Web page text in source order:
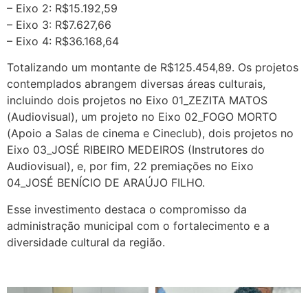
– Eixo 2: R$15.192,59
– Eixo 3: R$7.627,66
– Eixo 4: R$36.168,64
Totalizando um montante de R$125.454,89. Os projetos
contemplados abrangem diversas áreas culturais,
incluindo dois projetos no Eixo 01_ZEZITA MATOS
(Audiovisual), um projeto no Eixo 02_FOGO MORTO
(Apoio a Salas de cinema e Cineclub), dois projetos no
Eixo 03_JOSÉ RIBEIRO MEDEIROS (Instrutores do
Audiovisual), e, por fim, 22 premiações no Eixo
04_JOSÉ BENÍCIO DE ARAÚJO FILHO.
Esse investimento destaca o compromisso da
administração municipal com o fortalecimento e a
diversidade cultural da região.